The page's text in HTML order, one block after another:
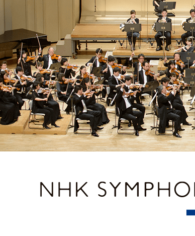
NHK交響楽団/NHK Symphony
NHK交響楽団（N響）公式サイト。コンサー
www.nhkso.or.jp